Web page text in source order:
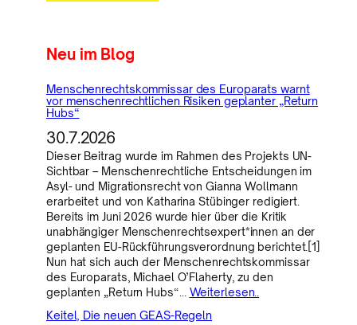
Neu im Blog
Menschenrechtskommissar des Europarats warnt
vor menschenrechtlichen Risiken geplanter „Return
Hubs“
30.7.2026
Dieser Beitrag wurde im Rahmen des Projekts UN-
Sichtbar – Menschenrechtliche Entscheidungen im
Asyl- und Migrationsrecht von Gianna Wollmann
erarbeitet und von Katharina Stübinger redigiert.
Bereits im Juni 2026 wurde hier über die Kritik
unabhängiger Menschenrechtsexpert*innen an der
geplanten EU-Rückführungsverordnung berichtet.[1]
Nun hat sich auch der Menschenrechtskommissar
des Europarats, Michael O’Flaherty, zu den
geplanten „Return Hubs“… Weiterlesen..
Keitel, Die neuen GEAS-Regeln